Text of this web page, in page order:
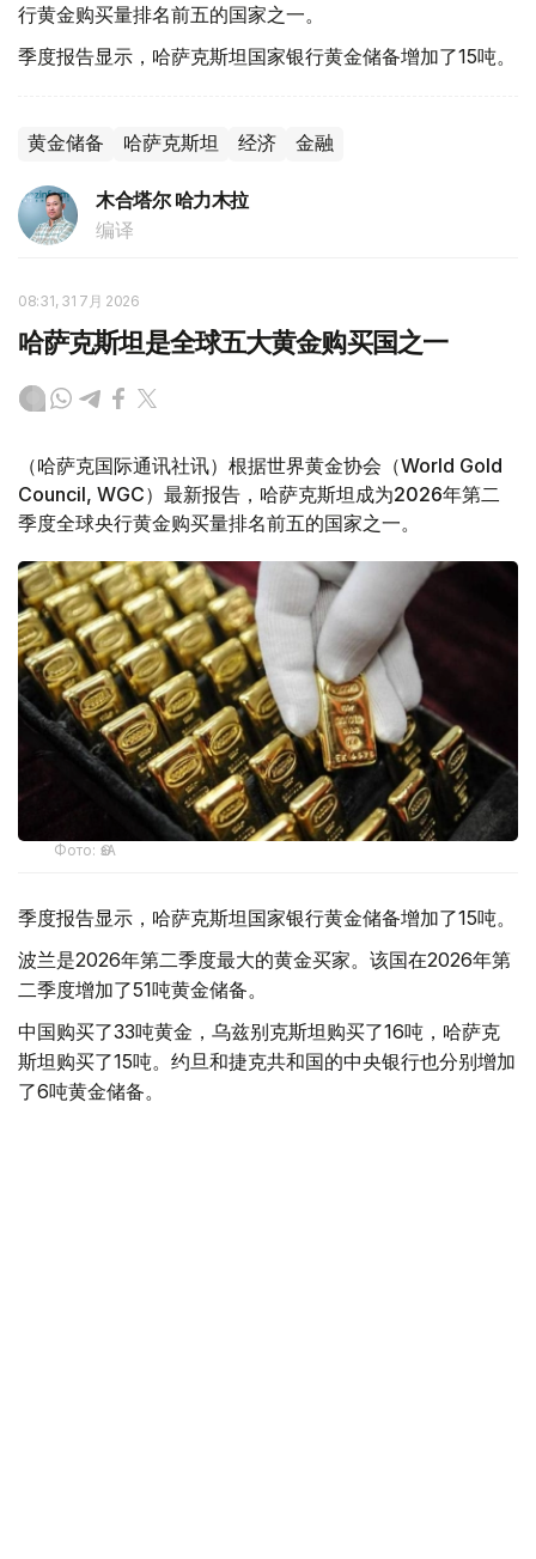
行黄金购买量排名前五的国家之一。
季度报告显示，哈萨克斯坦国家银行黄金储备增加了15吨。
黄金储备 哈萨克斯坦 经济 金融
木合塔尔 哈力木拉
编译
08:31, 31 7月 2026
哈萨克斯坦是全球五大黄金购买国之一
（哈萨克国际通讯社讯）根据世界黄金协会（World Gold
Council, WGC）最新报告，哈萨克斯坦成为2026年第二
季度全球央行黄金购买量排名前五的国家之一。
Фото: ӨзА
季度报告显示，哈萨克斯坦国家银行黄金储备增加了15吨。
波兰是2026年第二季度最大的黄金买家。该国在2026年第
二季度增加了51吨黄金储备。
中国购买了33吨黄金，乌兹别克斯坦购买了16吨，哈萨克
斯坦购买了15吨。约旦和捷克共和国的中央银行也分别增加
了6吨黄金储备。